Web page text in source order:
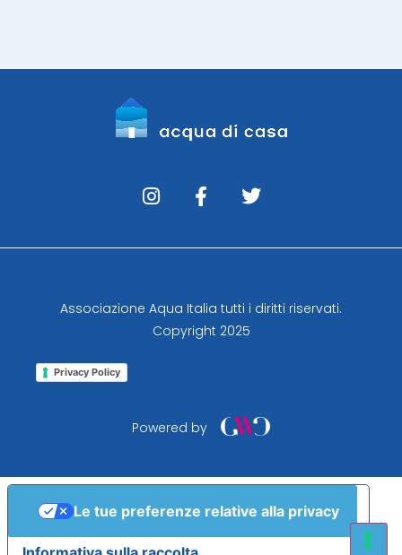
Associazione Aqua Italia tutti i diritti riservati.
Copyright 2025
Privacy Policy
Powered by
Le tue preferenze relative alla privacy